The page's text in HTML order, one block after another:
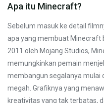
Apa itu Minecraft?
Sebelum masuk ke detail
apa yang membuat Minecraft
2011 oleh Mojang Studios,
memungkinkan pemain
membangun segalanya mulai
megah. Grafiknya yang
kreativitas yang tak terbatas,